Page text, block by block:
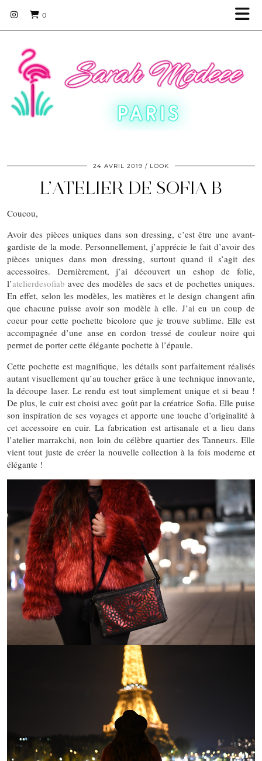
0
24 AVRIL 2019 LOOK
L’ATELIER DE SOFIA B
Coucou,
Avoir des pièces uniques dans son dressing, c’est être une avant-
gardiste de la mode. Personnellement, j’apprécie le fait d’avoir des
pièces uniques dans mon dressing, surtout quand il s’agit des
accessoires. Dernièrement, j’ai découvert un eshop de folie,
l’atelierdesofiab avec des modèles de sacs et de pochettes uniques.
En effet, selon les modèles, les matières et le design changent afin
que chacune puisse avoir son modèle à elle. J’ai eu un coup de
coeur pour cette pochette bicolore que je trouve sublime. Elle est
accompagnée d’une anse en cordon tressé de couleur noire qui
permet de porter cette élégante pochette à l’épaule.
Cette pochette est magnifique, les détails sont parfaitement réalisés
autant visuellement qu’au toucher grâce à une technique innovante,
la découpe laser. Le rendu est tout simplement unique et si beau !
De plus, le cuir est choisi avec goût par la créatrice Sofia. Elle puise
son inspiration de ses voyages et apporte une touche d’originalité à
cet accessoire en cuir. La fabrication est artisanale et a lieu dans
l’atelier marrakchi, non loin du célèbre quartier des Tanneurs. Elle
vient tout juste de créer la nouvelle collection à la fois moderne et
élégante !